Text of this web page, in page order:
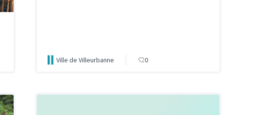
Ville de Villeurbanne 0